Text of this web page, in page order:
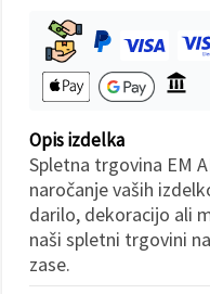
Opis izdelka
Spletna trgovina EM
naročanje vaših
darilo, dekoracijo ali
naši spletni trgovini
zase.